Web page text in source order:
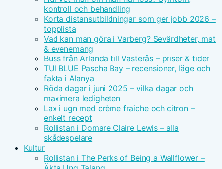
kontroll och behandling
Korta distansutbildningar som ger jobb 2026 –
topplista
Vad kan man göra i Varberg? Sevärdheter, mat
& evenemang
Buss från Arlanda till Västerås – priser & tider
TUI BLUE Pascha Bay – recensioner, läge och
fakta i Alanya
Röda dagar i juni 2025 – vilka dagar och
maximera ledigheten
Lax i ugn med crème fraiche och citron –
enkelt recept
Rollistan i Domare Claire Lewis – alla
skådespelare
Kultur
Rollistan i The Perks of Being a Wallflower –